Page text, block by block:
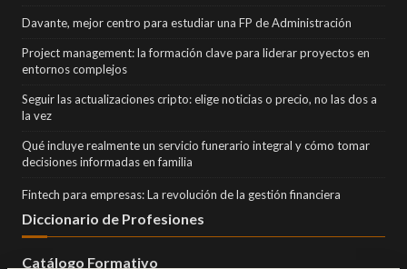
Davante, mejor centro para estudiar una FP de Administración
Project management: la formación clave para liderar proyectos en
entornos complejos
Seguir las actualizaciones cripto: elige noticias o precio, no las dos a
la vez
Qué incluye realmente un servicio funerario integral y cómo tomar
decisiones informadas en familia
Fintech para empresas: La revolución de la gestión financiera
Diccionario de Profesiones
Catálogo Formativo